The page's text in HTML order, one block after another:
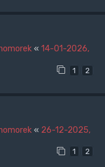
« 14-01-2026,
1 2
« 26-12-2025,
1 2